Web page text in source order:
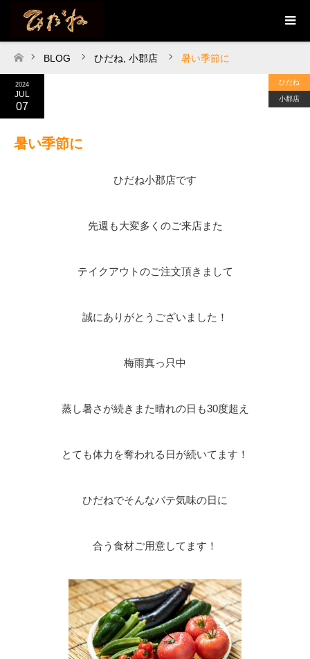
ホーム
BLOG ひだね 小郡店 暑い季節に
2024
JUL
07
ひだね
小郡店
暑い季節に
ひだね小郡店です
先週も大変多くのご来店また
テイクアウトのご注文頂きまして
誠にありがとうございました！
梅雨真っ只中
蒸し暑さが続きまた晴れの日も30度超え
とても体力を奪われる日が続いてます！
ひだねでそんなバテ気味の日に
合う食材ご用意してます！